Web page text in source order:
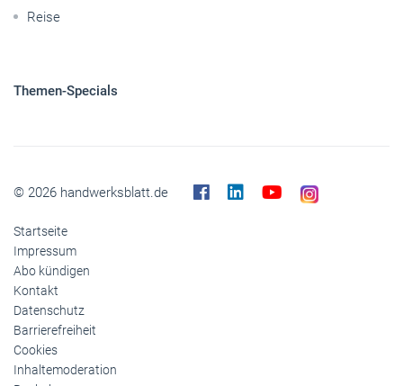
Reise
Themen-Specials
© 2026 handwerksblatt.de
Startseite
Impressum
Abo kündigen
Kontakt
Datenschutz
Barrierefreiheit
Cookies
Inhaltemoderation